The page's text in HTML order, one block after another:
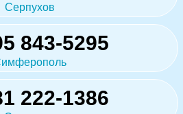
Серпухов
843-5295
222-1386